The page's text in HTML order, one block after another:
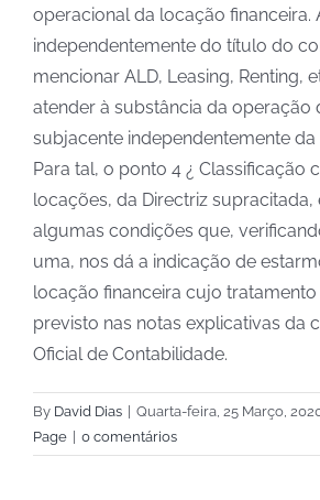
operacional da locação financeira.
independentemente do título do
mencionar ALD, Leasing, Renting,
atender à substância da operação
subjacente independentemente
Para tal, o ponto 4 ¿ Classificação
locações, da Directriz supracitada,
algumas condições que,
uma, nos dá a indicação de
locação financeira cujo tratamento
previsto nas notas explicativas da
Oficial de Contabilidade.
By David Dias Quarta-feira, 25 Março,
Page
0 comentários